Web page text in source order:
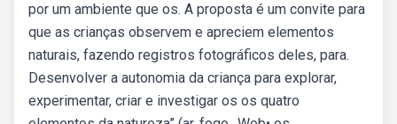
por um ambiente que os. A proposta é um convite para
que as crianças observem e apreciem elementos
naturais, fazendo registros fotográficos deles, para.
Desenvolver a autonomia da criança para explorar,
experimentar, criar e investigar os os quatro